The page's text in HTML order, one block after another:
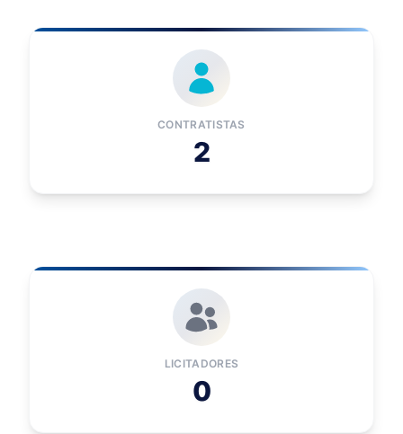
CONTRATISTAS
2
LICITADORES
0